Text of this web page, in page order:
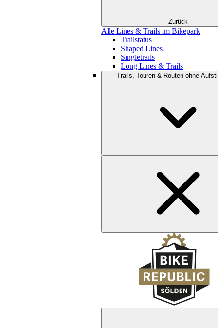
Zurück
Alle Lines & Trails im Bikepark
Trailstatus
Shaped Lines
Singletrails
Long Lines & Trails
Trails, Touren & Routen ohne